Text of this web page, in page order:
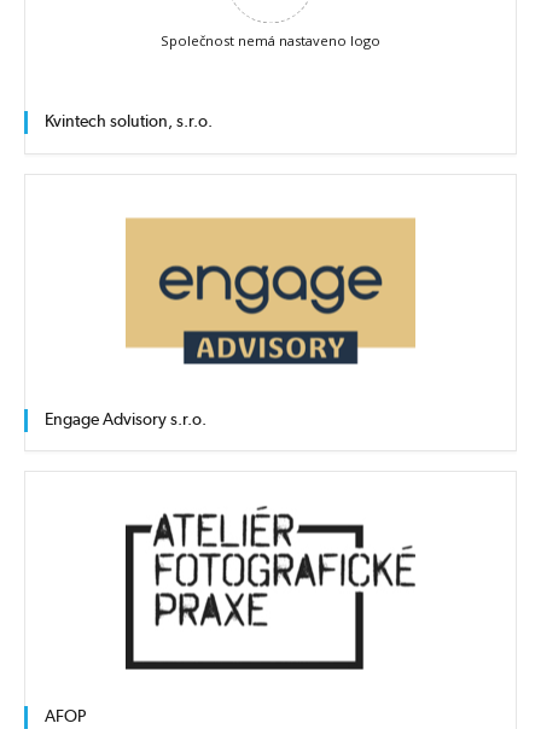
Společnost nemá nastaveno logo
Kvintech solution, s.r.o.
Engage Advisory s.r.o.
AFOP